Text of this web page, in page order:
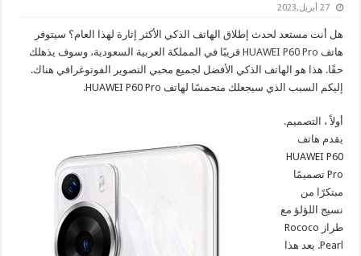
27 أبريل,2023
هل أنت مستعد لحدث إطلاق الهاتف الذكي الأكثر إثارة لهذا العام؟ سيتوفر
هاتف HUAWEI P60 Proقريبًا في المملكة العربية السعودية، وسوف يذهلك
حقًا. هذا هو الهاتف الذكي الأفضل لجميع محبي التصوير الفوتوغرافي هناك.
إليكم السبب الذي سيجعلك متحمسًا لهاتف HUAWEI P60 Pro.
أولاً ، التصميم.
يقدم هاتف
HUAWEI P60
Pro تصميمًا
مبتكرًا من
نسيج اللؤلؤ مع
طراز Rococo
Pearl. يعد هذا